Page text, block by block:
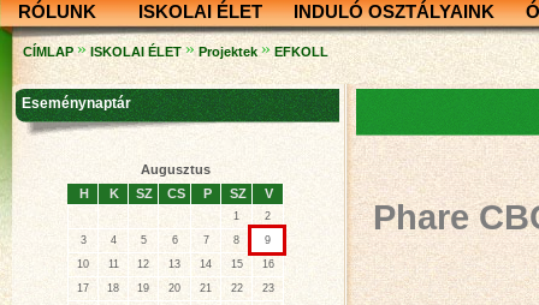
RÓLUNK ISKOLAI ÉLET INDULÓ OSZTÁLYAINK
CÍMLAP » ISKOLAI ÉLET » Projektek » EFKOLL
Phare
Eseménynaptár
Augusztus
H
K SZ CS P SZ V
1
2
3
4 5 6 7 8
9
10
11 12 13 14 15
16
17
18 19 20 21 22
23